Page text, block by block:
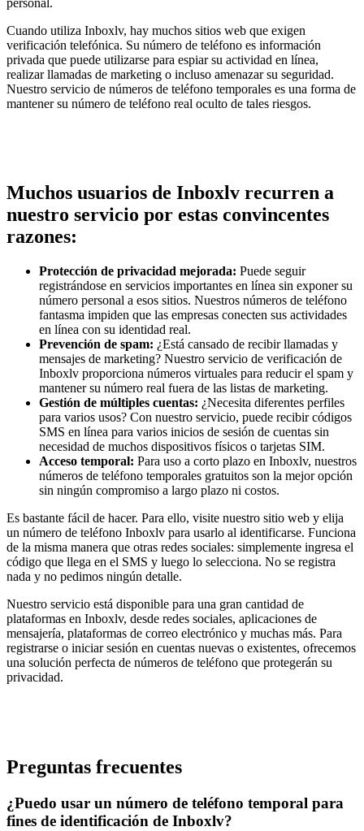
Cuando utiliza Inboxlv, hay muchos sitios web que exigen
verificación telefónica. Su número de teléfono es información
privada que puede utilizarse para espiar su actividad en línea,
realizar llamadas de marketing o incluso amenazar su seguridad.
Nuestro servicio de números de teléfono temporales es una forma de
mantener su número de teléfono real oculto de tales riesgos.
Muchos usuarios de Inboxlv recurren a
nuestro servicio por estas convincentes
razones:
Protección de privacidad mejorada: Puede seguir
registrándose en servicios importantes en línea sin exponer su
número personal a esos sitios. Nuestros números de teléfono
fantasma impiden que las empresas conecten sus actividades
en línea con su identidad real.
Prevención de spam: ¿Está cansado de recibir llamadas y
mensajes de marketing? Nuestro servicio de verificación de
Inboxlv proporciona números virtuales para reducir el spam y
mantener su número real fuera de las listas de marketing.
Gestión de múltiples cuentas: ¿Necesita diferentes perfiles
para varios usos? Con nuestro servicio, puede recibir códigos
SMS en línea para varios inicios de sesión de cuentas sin
necesidad de muchos dispositivos físicos o tarjetas SIM.
Acceso temporal: Para uso a corto plazo en Inboxlv, nuestros
números de teléfono temporales gratuitos son la mejor opción
sin ningún compromiso a largo plazo ni costos.
Es bastante fácil de hacer. Para ello, visite nuestro sitio web y elija
un número de teléfono Inboxlv para usarlo al identificarse. Funciona
de la misma manera que otras redes sociales: simplemente ingresa el
código que llega en el SMS y luego lo selecciona. No se registra
nada y no pedimos ningún detalle.
Nuestro servicio está disponible para una gran cantidad de
plataformas en Inboxlv, desde redes sociales, aplicaciones de
mensajería, plataformas de correo electrónico y muchas más. Para
registrarse o iniciar sesión en cuentas nuevas o existentes, ofrecemos
una solución perfecta de números de teléfono que protegerán su
privacidad.
Preguntas frecuentes
¿Puedo usar un número de teléfono temporal para
fines de identificación de Inboxlv?